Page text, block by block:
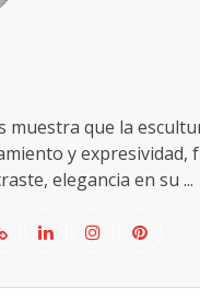
muestra que la
y expresividad,
elegancia en su ...